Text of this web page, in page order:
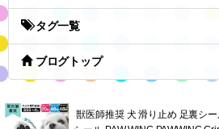
(untitled)
(08.06)
(untitled)
(08.03)
(untitled)(07.31)